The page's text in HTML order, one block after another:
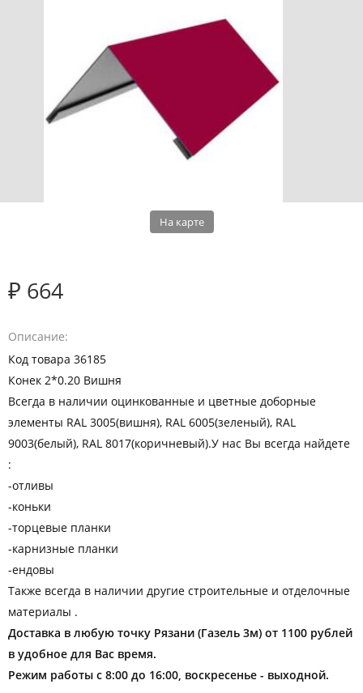
На карте
₽ 664
Описание
Код товара 36185
Конек 2*0.20 Вишня
Всегда в наличии оцинкованные и цветные доборные
элементы RАL 3005(вишня), RАL 6005(зеленый), RАL
9003(белый), RАL 8017(коричневый).У нас Вы всегда найдете
:
-отливы
-коньки
-торцевые планки
-карнизные планки
-ендовы
Также всегда в наличии другие строительные и отделочные
материалы .
Доставка в любую точку Рязани (Газель 3м) от 1100 рублей
в удобное для Вас время.
Режим работы с 8:00 до 16:00, воскресенье - выходной.